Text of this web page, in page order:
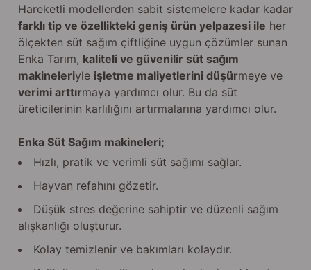
Hareketli modellerden sabit sistemelere kadar kadar
farklı tip ve özellikteki geniş ürün yelpazesi ile her
ölçekten süt sağım çiftliğine uygun çözümler sunan
Enka Tarım, kaliteli ve güvenilir süt sağım
makineleriyle işletme maliyetlerini düşürmeye ve
verimi arttırmaya yardımcı olur. Bu da süt
üreticilerinin karlılığını artırmalarına yardımcı olur.
Enka Süt Sağım makineleri;
Hızlı, pratik ve verimli süt sağımı sağlar.
Hayvan refahını gözetir.
Düşük stres değerine sahiptir ve düzenli sağım
alışkanlığı oluşturur.
Kolay temizlenir ve bakımları kolaydır.